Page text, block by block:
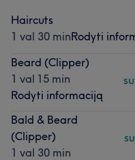
Haircuts
1 val 30 minRodyti
Beard (Clipper)
1 val 15 min
Rodyti informaciją
Bald & Beard
(Clipper)
1 val 30 min